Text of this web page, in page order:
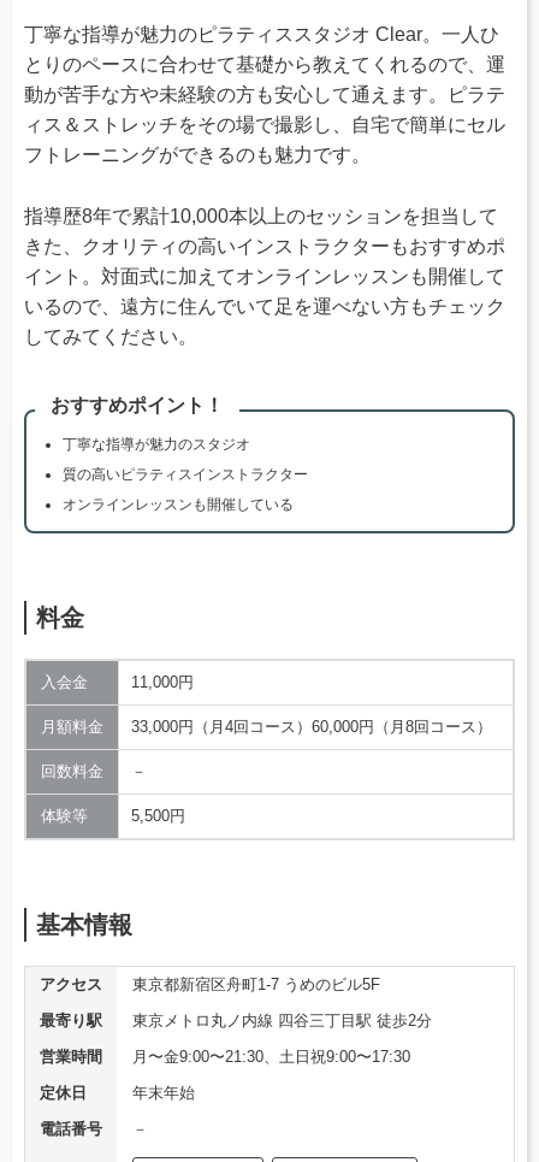
丁寧な指導が魅力のピラティススタジオ Clear。一人ひ
とりのペースに合わせて基礎から教えてくれるので、運
動が苦手な方や未経験の方も安心して通えます。ピラテ
ィス＆ストレッチをその場で撮影し、自宅で簡単にセル
フトレーニングができるのも魅力です。
指導歴8年で累計10,000本以上のセッションを担当して
きた、クオリティの高いインストラクターもおすすめポ
イント。対面式に加えてオンラインレッスンも開催して
いるので、遠方に住んでいて足を運べない方もチェック
してみてください。
おすすめポイント！
丁寧な指導が魅力のスタジオ
質の高いピラティスインストラクター
オンラインレッスンも開催している
料金
入会金 11,000円
月額料金 33,000円（月4回コース）60,000円（月8回コース）
回数料金 －
体験等 5,500円
基本情報
アクセス
東京都新宿区舟町1-7 うめのビル5F
最寄り駅
東京メトロ丸ノ内線 四谷三丁目駅 徒歩2分
営業時間
月〜金9:00〜21:30、土日祝9:00〜17:30
定休日
年末年始
電話番号
－